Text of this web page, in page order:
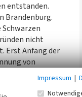
entstanden.
Brandenburg.
nicht
Erst Anfang der
von
kleiner Hafen
See. Heute
Impressum |